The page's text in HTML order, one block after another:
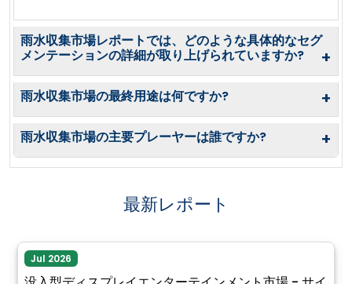
雨水収集市場レポートでは、どのような具体的なセグ
メンテーションの詳細が取り上げられていますか?
+
雨水収集市場の最終用途は何ですか? +
雨水収集市場の主要プレーヤーは誰ですか? +
最新レポート
Jul 2026